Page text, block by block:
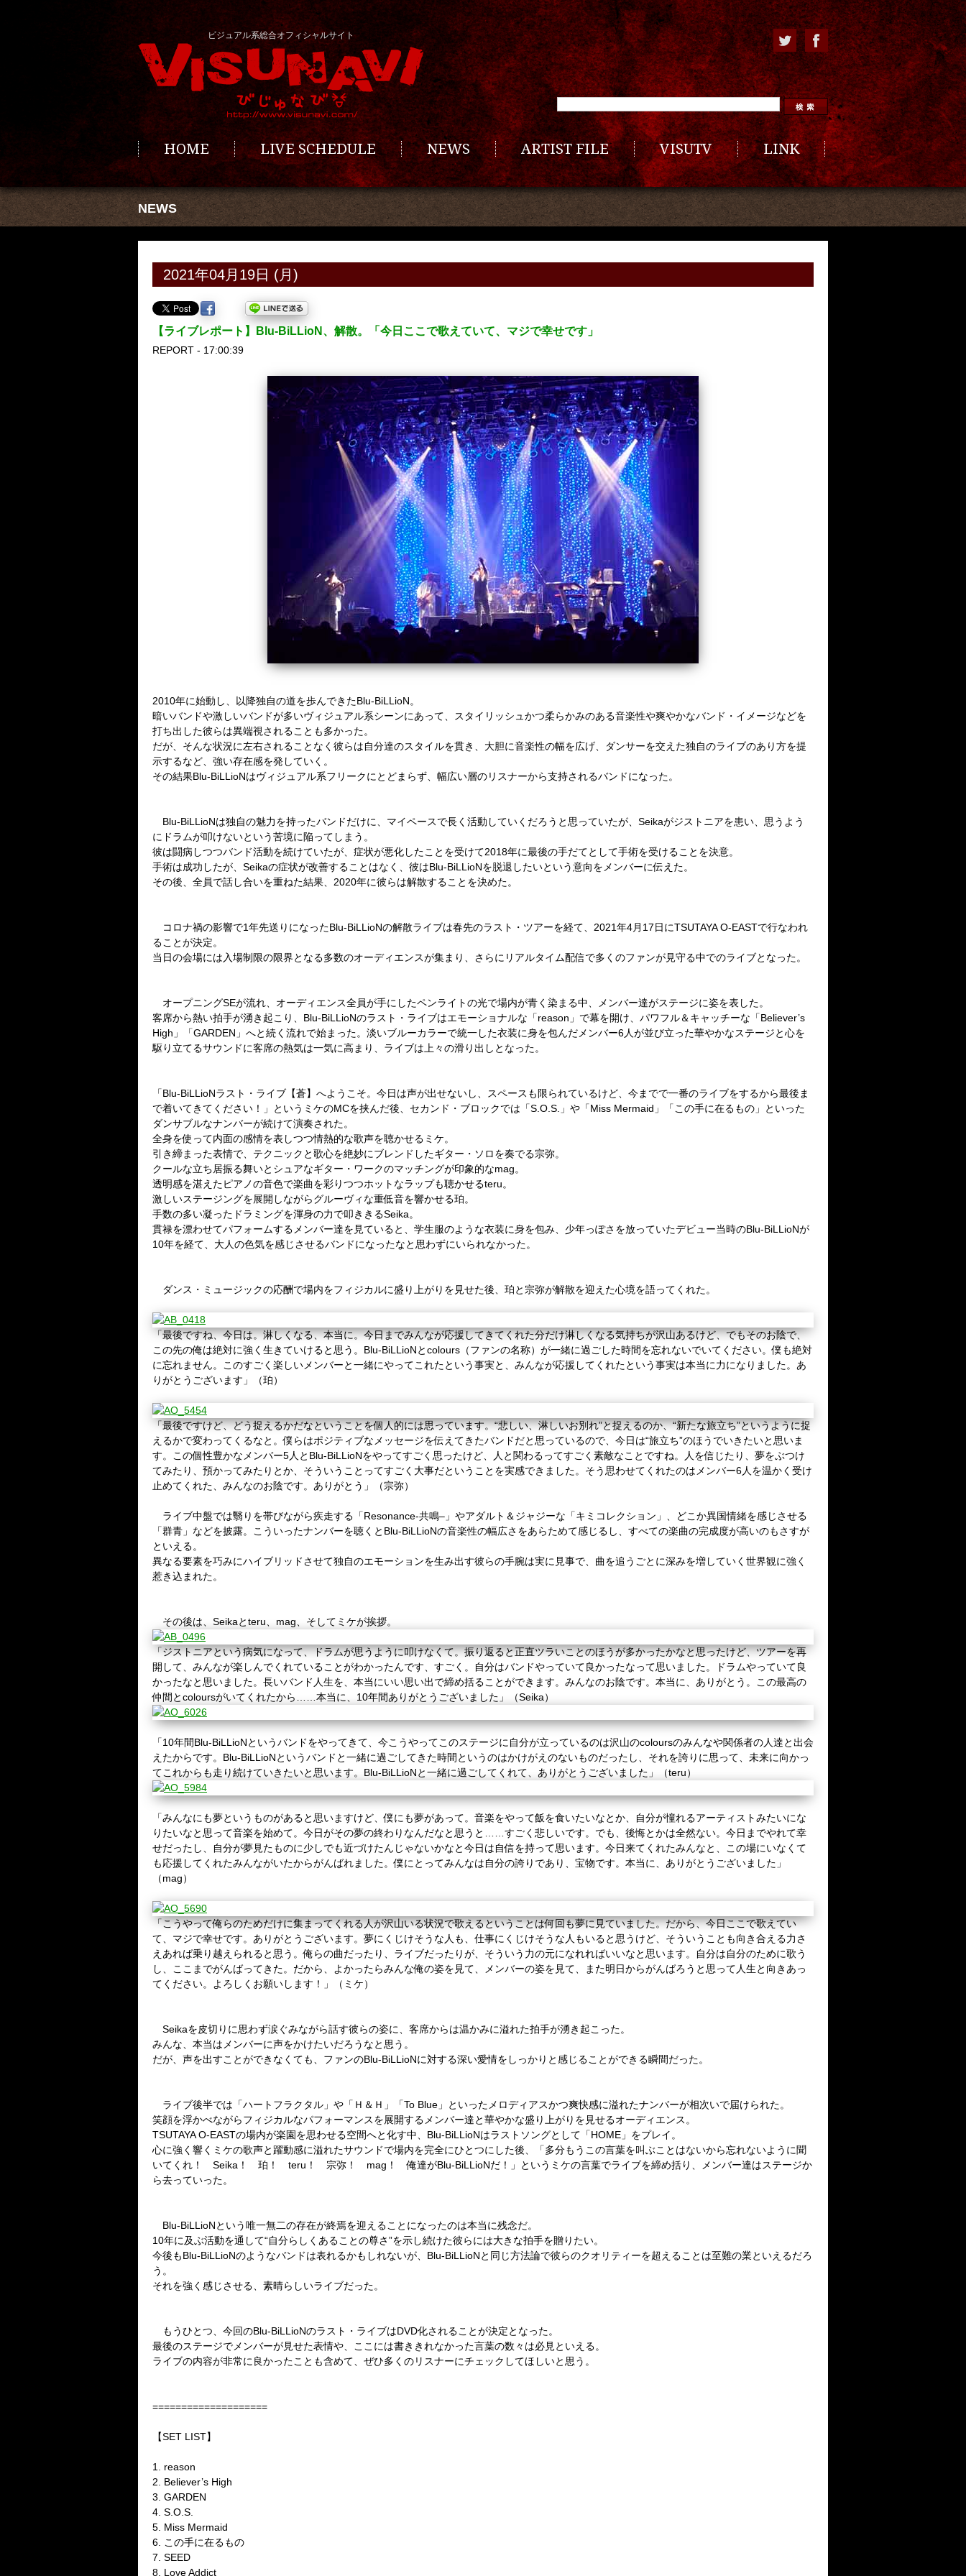
ビジュアル系総合オフィシャルサイト
HOME LIVE SCHEDULE NEWS ARTIST FILE VISUTV LINK
NEWS
2021年04月19日 (月)
【ライブレポート】Blu-BiLLioN、解散。「今日ここで歌えていて、マジで幸せです」
REPORT - 17:00:39
2010年に始動し、以降独自の道を歩んできたBlu-BiLLioN。
暗いバンドや激しいバンドが多いヴィジュアル系シーンにあって、スタイリッシュかつ柔らかみのある音楽性や爽やかなバンド・イメージなどを
打ち出した彼らは異端視されることも多かった。
だが、そんな状況に左右されることなく彼らは自分達のスタイルを貫き、大胆に音楽性の幅を広げ、ダンサーを交えた独自のライブのあり方を提
示するなど、強い存在感を発していく。
その結果Blu-BiLLioNはヴィジュアル系フリークにとどまらず、幅広い層のリスナーから支持されるバンドになった。
Blu-BiLLioNは独自の魅力を持ったバンドだけに、マイペースで長く活動していくだろうと思っていたが、 Seikaがジストニアを患い、思うよう
にドラムが叩けないという苦境に陥ってしまう。
彼は闘病しつつバンド活動を続けていたが、症状が悪化したことを受けて2018年に最後の手だてとして手術を受けることを決意。
手術は成功したが、 Seikaの症状が改善することはなく、彼はBlu-BiLLioNを脱退したいという意向をメンバーに伝えた。
その後、全員で話し合いを重ねた結果、 2020年に彼らは解散することを決めた。
コロナ禍の影響で1年先送りになったBlu-BiLLioNの解散ライブは春先のラスト・ツアーを経て、 2021年4月 17日にTSUTAYA O-EASTで行なわれ
ることが決定。
当日の会場には入場制限の限界となる多数のオーディエンスが集まり、さらにリアルタイム配信で多くのファンが見守る中でのライブとなった。
オープニングSEが流れ、オーディエンス全員が手にしたペンライトの光で場内が青く染まる中、メンバー達がステージに姿を表した。
客席から熱い拍手が湧き起こり、 Blu-BiLLioNのラスト・ライブはエモーショナルな「reason 」で幕を開け、パワフル＆キャッチーな「Believer’s
High 」「GARDEN 」へと続く流れで始まった。淡いブルーカラーで統一した衣装に身を包んだメンバー6人が並び立った華やかなステージと心を
駆り立てるサウンドに客席の熱気は一気に高まり、ライブは上々の滑り出しとなった。
「Blu-BiLLioNラスト・ライブ【蒼】へようこそ。今日は声が出せないし、スペースも限られているけど、今までで一番のライブをするから最後ま
で着いてきてください！」というミケのMCを挟んだ後、セカンド・ブロックでは「S.O.S. 」や「Miss Mermaid 」「この手に在るもの」といった
ダンサブルなナンバーが続けて演奏された。
全身を使って内面の感情を表しつつ情熱的な歌声を聴かせるミケ。
引き締まった表情で、テクニックと歌心を絶妙にブレンドしたギター・ソロを奏でる宗弥。
クールな立ち居振る舞いとシュアなギター・ワークのマッチングが印象的なmag。
透明感を湛えたピアノの音色で楽曲を彩りつつホットなラップも聴かせるteru。
激しいステージングを展開しながらグルーヴィな重低音を響かせる珀。
手数の多い凝ったドラミングを渾身の力で叩ききるSeika。
貫禄を漂わせてパフォームするメンバー達を見ていると、学生服のような衣装に身を包み、少年っぽさを放っていたデビュー当時のBlu-BiLLioNが
10年を経て、大人の色気を感じさせるバンドになったなと思わずにいられなかった。
ダンス・ミュージックの応酬で場内をフィジカルに盛り上がりを見せた後、珀と宗弥が解散を迎えた心境を語ってくれた。
「最後ですね、今日は。淋しくなる、本当に。今日までみんなが応援してきてくれた分だけ淋しくなる気持ちが沢山あるけど、でもそのお陰で、
この先の俺は絶対に強く生きていけると思う。 Blu-BiLLioNとcolours （ファンの名称）が一緒に過ごした時間を忘れないでいてください。僕も絶対
に忘れません。このすごく楽しいメンバーと一緒にやってこれたという事実と、みんなが応援してくれたという事実は本当に力になりました。あ
りがとうございます」（珀）
「最後ですけど、どう捉えるかだなということを個人的には思っています。“悲しい、淋しいお別れ”と捉えるのか、“新たな旅立ち”というように捉
えるかで変わってくるなと。僕らはポジティブなメッセージを伝えてきたバンドだと思っているので、今日は“旅立ち”のほうでいきたいと思いま
す。この個性豊かなメンバー5人と Blu-BiLLioNをやってすごく思ったけど、人と関わるってすごく素敵なことですね。人を信じたり、夢をぶつけ
てみたり、預かってみたりとか、そういうことってすごく大事だということを実感できました。そう思わせてくれたのはメンバー6人を温かく受け
止めてくれた、みんなのお陰です。ありがとう」（宗弥）
ライブ中盤では翳りを帯びながら疾走する「Resonance-共鳴– 」やアダルト＆ジャジーな「キミコレクション」、どこか異国情緒を感じさせる
「群青」などを披露。こういったナンバーを聴くと Blu-BiLLioNの音楽性の幅広さをあらためて感じるし、すべての楽曲の完成度が高いのもさすが
といえる。
異なる要素を巧みにハイブリッドさせて独自のエモーションを生み出す彼らの手腕は実に見事で、曲を追うごとに深みを増していく世界観に強く
惹き込まれた。
その後は、 Seikaとteru mag 、そしてミケが挨拶。
「ジストニアという病気になって、ドラムが思うように叩けなくて。振り返ると正直ツラいことのほうが多かったかなと思ったけど、ツアーを再
開して、みんなが楽しんでくれていることがわかったんです、すごく。自分はバンドやっていて良かったなって思いました。ドラムやっていて良
かったなと思いました。長いバンド人生を、本当にいい思い出で締め括ることができます。みんなのお陰です。本当に、ありがとう。この最高の
仲間とcoloursがいてくれたから……本当に、 10年間ありがとうございました」（Seika）
「10年間Blu-BiLLioNというバンドをやってきて、今こうやってこのステージに自分が立っているのは沢山のcoloursのみんなや関係者の人達と出会
えたからです。 Blu-BiLLioNというバンドと一緒に過ごしてきた時間というのはかけがえのないものだったし、それを誇りに思って、未来に向かっ
てこれからも走り続けていきたいと思います。 Blu-BiLLioNと一緒に過ごしてくれて、ありがとうございました」（teru）
「みんなにも夢というものがあると思いますけど、僕にも夢があって。音楽をやって飯を食いたいなとか、自分が憧れるアーティストみたいにな
りたいなと思って音楽を始めて。今日がその夢の終わりなんだなと思うと……すごく悲しいです。でも、後悔とかは全然ない。今日までやれて幸
せだったし、自分が夢見たものに少しでも近づけたんじゃないかなと今日は自信を持って思います。今日来てくれたみんなと、この場にいなくて
も応援してくれたみんながいたからがんばれました。僕にとってみんなは自分の誇りであり、宝物です。本当に、ありがとうございました」
（mag）
「こうやって俺らのためだけに集まってくれる人が沢山いる状況で歌えるということは何回も夢に見ていました。だから、今日ここで歌えてい
て、マジで幸せです。ありがとうございます。夢にくじけそうな人も、仕事にくじけそうな人もいると思うけど、そういうことも向き合える力さ
えあれば乗り越えられると思う。俺らの曲だったり、ライブだったりが、そういう力の元になれればいいなと思います。自分は自分のために歌う
し、ここまでがんばってきた。だから、よかったらみんな俺の姿を見て、メンバーの姿を見て、また明日からがんばろうと思って人生と向きあっ
てください。よろしくお願いします！」（ミケ）
Seikaを皮切りに思わず涙ぐみながら話す彼らの姿に、客席からは温かみに溢れた拍手が湧き起こった。
みんな、本当はメンバーに声をかけたいだろうなと思う。
だが、声を出すことができなくても、ファンのBlu-BiLLioNに対する深い愛情をしっかりと感じることができる瞬間だった。
ライブ後半では「ハートフラクタル」や「Ｈ＆Ｈ」「To Blue 」といったメロディアスかつ爽快感に溢れたナンバーが相次いで届けられた。
笑顔を浮かべながらフィジカルなパフォーマンスを展開するメンバー達と華やかな盛り上がりを見せるオーディエンス。
TSUTAYA O-EASTの場内が楽園を思わせる空間へと化す中、 Blu-BiLLioNはラストソングとして「HOME 」をプレイ。
心に強く響くミケの歌声と躍動感に溢れたサウンドで場内を完全にひとつにした後、「多分もうこの言葉を叫ぶことはないから忘れないように聞
いてくれ！ Seika ！ 珀！ teru ！ 宗弥！ mag ！ 俺達がBlu-BiLLioNだ！」というミケの言葉でライブを締め括り、メンバー達はステージか
ら去っていった。
Blu-BiLLioNという唯一無二の存在が終焉を迎えることになったのは本当に残念だ。
10年に及ぶ活動を通して“自分らしくあることの尊さ”を示し続けた彼らには大きな拍手を贈りたい。
今後もBlu-BiLLioNのようなバンドは表れるかもしれないが、 Blu-BiLLioNと同じ方法論で彼らのクオリティーを超えることは至難の業といえるだろ
う。
それを強く感じさせる、素晴らしいライブだった。
もうひとつ、今回のBlu-BiLLioNのラスト・ライブはDVD化されることが決定となった。
最後のステージでメンバーが見せた表情や、ここには書ききれなかった言葉の数々は必見といえる。
ライブの内容が非常に良かったことも含めて、ぜひ多くのリスナーにチェックしてほしいと思う。
====================
【SET LIST】
1. reason
2. Believer’s High
3. GARDEN
4. S.O.S.
5. Miss Mermaid
6.
この手に在るもの
7. SEED
8. Love Addict